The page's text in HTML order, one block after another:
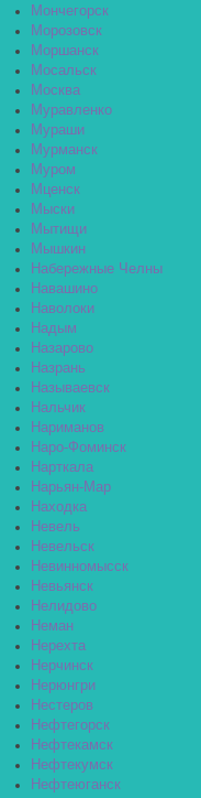
Мончегорск
Морозовск
Моршанск
Мосальск
Москва
Муравленко
Мураши
Мурманск
Муром
Мценск
Мыски
Мытищи
Мышкин
Набережные Челны
Навашино
Наволоки
Надым
Назарово
Назрань
Называевск
Нальчик
Нариманов
Наро-Фоминск
Нарткала
Нарьян-Мар
Находка
Невель
Невельск
Невинномысск
Невьянск
Нелидово
Неман
Нерехта
Нерчинск
Нерюнгри
Нестеров
Нефтегорск
Нефтекамск
Нефтекумск
Нефтеюганск